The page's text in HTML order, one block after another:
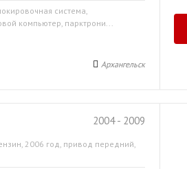
система,
компьютер, парктрони...
Архангельск
2004 - 2009
2006 год, привод передний,